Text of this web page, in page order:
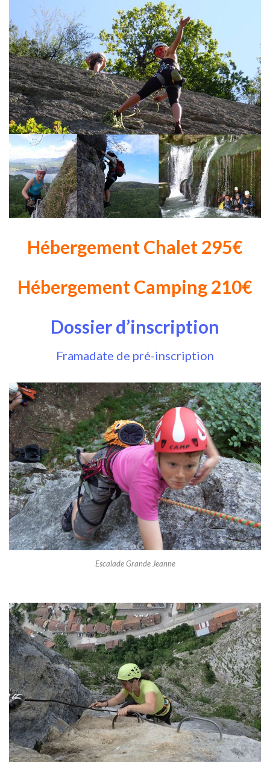
Hébergement Chalet 295€
Hébergement Camping 210€
Dossier d’inscription
Framadate de pré-inscription
Escalade Grande Jeanne